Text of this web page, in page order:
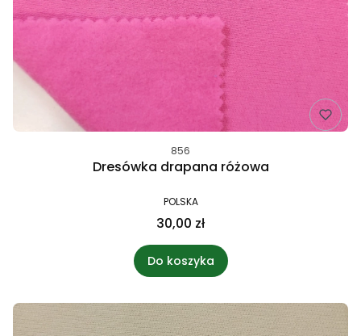
856
Dresówka drapana różowa
POLSKA
30,00 zł
Do koszyka